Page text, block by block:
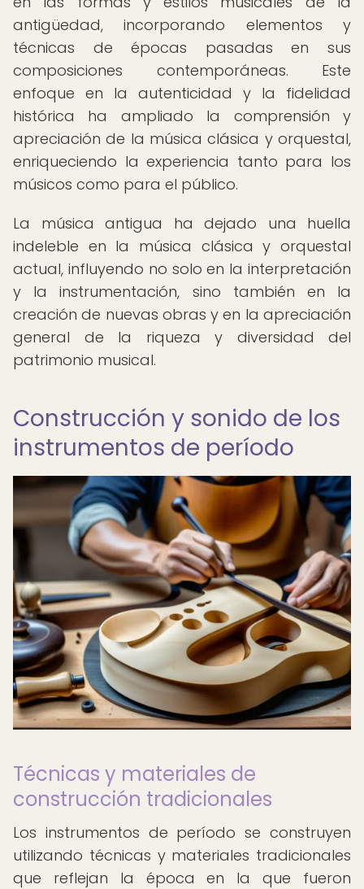
antigüedad, incorporando elementos y
técnicas de épocas pasadas en sus
composiciones contemporáneas. Este
enfoque en la autenticidad y la fidelidad
histórica ha ampliado la comprensión y
apreciación de la música clásica y orquestal,
enriqueciendo la experiencia tanto para los
músicos como para el público.
La música antigua ha dejado una huella
indeleble en la música clásica y orquestal
actual, influyendo no solo en la interpretación
y la instrumentación, sino también en la
creación de nuevas obras y en la apreciación
general de la riqueza y diversidad del
patrimonio musical.
Construcción y sonido de los
instrumentos de período
Técnicas y materiales de
construcción tradicionales
Los instrumentos de período se construyen
utilizando técnicas y materiales tradicionales
que reflejan la época en la que fueron